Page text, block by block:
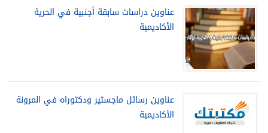
عناوين دراسات سابقة أجنبية في الحرية
الأكاديمية
عناوين رسائل ماجستير ودكتوراه في المرونة
الأكاديمية